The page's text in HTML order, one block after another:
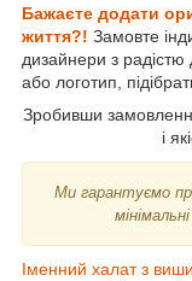
Бажаєте додати
життя?! Замовте
дизайнери з
або логотип,
Зробивши
і
Ми гарантуємо
Іменний халат з